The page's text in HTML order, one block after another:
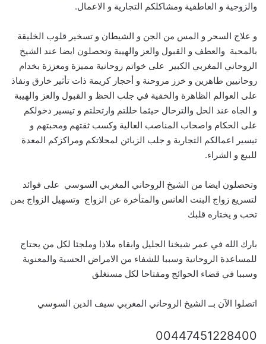
والزوجية و العاطفية ومشاكلكم التجارية و الاعمال.
و علاج السحر و المس من الجن و الشيطان و تسخير قلوب الخليقة
بالمحبة والعطف و القبول والعز والهيبة وتحصلون ايضا عند الشيخ
الروحاني المغربي الكبير على خواتم روحانية مميزة ومعززة بخدام
روحانيين طاهرين و خرز مروحنة و أحجار كريمة ذات تأثير خارق ونفاذ
على العوالم الظاهرة والخفية في جلب الحظ و القبول والعز والهيبة
و الجاه عند الحل والترحال حيثما حللتم وارتحلتم و تيسير دخولكم
على الحكام واصحاب المناصب العالية وكسب ثقتهم ومحبتهم و
تيسير اعمالكم التجارية و جلب الزبائن لمحلاتكم ومراكزكم المعدة
للبيع و الشراء.
وتحصلون ايضا من الشيخ الروحاني المغربي السوسي على فوائد
لتسريع زواج البنت العانس والمتأخرة عن الزواج وتسهيل الزواج بمن
تحب و يختاره قلبك
بارك الله في عمر شيخنا الجليل وابقاه ملاذا وملجئا لكل من يحتاج
للمساعدة الروحانية وسببا للشفاء من الامراض الحسية والمعنوية
وسببا في قضاء الحوائج ومفتاحا لكل مستغلق
اتصلوا الآن بــ الشيخ الروحاني المغربي سيف الدين السوسي
00447451228400